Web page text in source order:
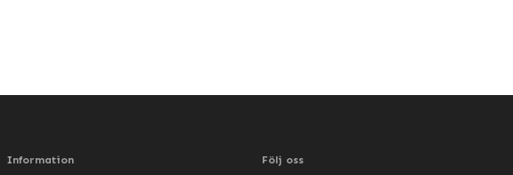
Information Följ oss